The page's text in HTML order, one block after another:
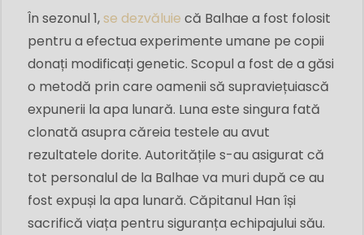
În sezonul 1,se dezvăluie că Balhae a fost folosit
pentru a efectua experimente umane pe copii
donați modificați genetic. Scopul a fost de a găsi
o metodă prin care oamenii să supraviețuiască
expunerii la apa lunară. Luna este singura fată
clonată asupra căreia testele au avut
rezultatele dorite. Autoritățile s-au asigurat că
tot personalul de la Balhae va muri după ce au
fost expuși la apa lunară. Căpitanul Han își
sacrifică viața pentru siguranța echipajului său.